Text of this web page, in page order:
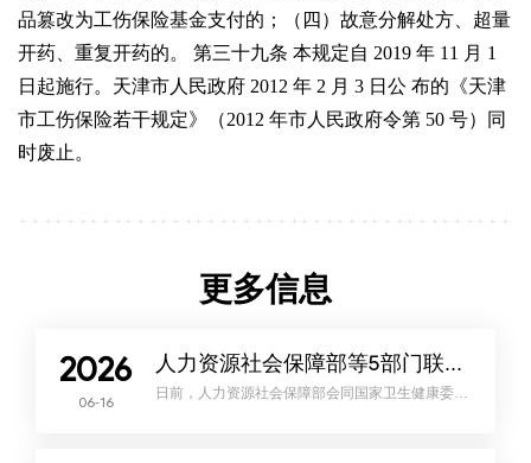
品篡改为工伤保险基金支付的；
（四）故意分解处方、超量
开药、重复开药的。 第三十九条 本规定自 2019 年 11 月 1
日起施行。天津市人民政府 2012 年 2 月 3 日公 布的《天津
市工伤保险若干规定》（2012 年市人民政府令第 50 号）同
时废止。
更多信息
2026
06-16
人力资源社会保障部等5部门联合出台我国首部明确超龄劳动者权益的专门规章
日前，人力资源社会保障部会同国家卫生健康委、
应急管理部、税务总局、国家医保局联合出台《超